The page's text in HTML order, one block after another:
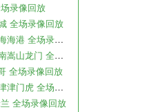
录像回放
全场录像回放
12月15日 中超第31轮 梅州客家vs上海海港 全场录像回放
12月15日 中超第31轮 沧州雄狮vs河南嵩山龙门 全场录像回放
全场录像回放
12月14日 中超第31轮 武汉长江vs天津津门虎 全场录像回放
全场录像回放